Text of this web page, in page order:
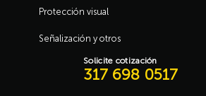
Protección visual
Señalización y otros
Solicite cotización
317 698 0517